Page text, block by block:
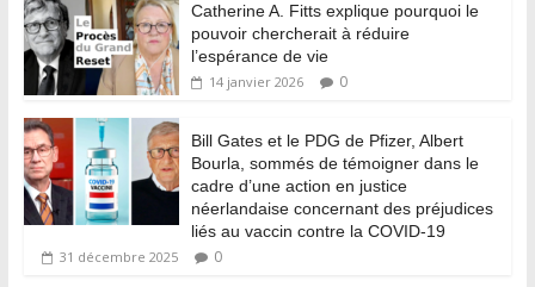
Catherine A. Fitts explique pourquoi le
pouvoir chercherait à réduire
l’espérance de vie
14 janvier 2026 0
Bill Gates et le PDG de Pfizer, Albert
Bourla, sommés de témoigner dans le
cadre d’une action en justice
néerlandaise concernant des préjudices
liés au vaccin contre la COVID-19
31 décembre 2025 0